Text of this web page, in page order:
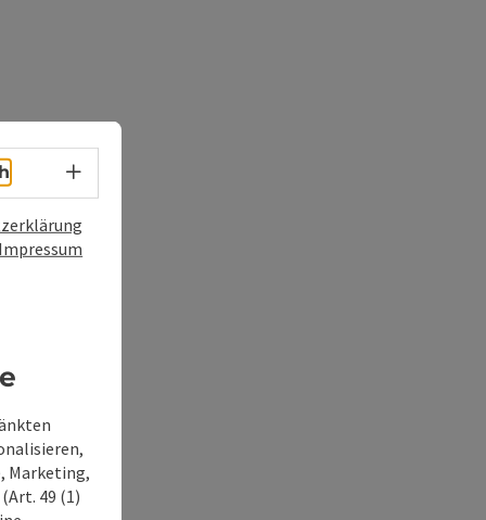
Sprachwahl - Menü öffnen
Impressum
Marketing,
49 (1)